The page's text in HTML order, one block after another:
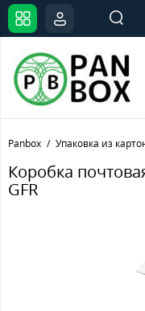
Panbox Упаковка из
Коробка
GFR